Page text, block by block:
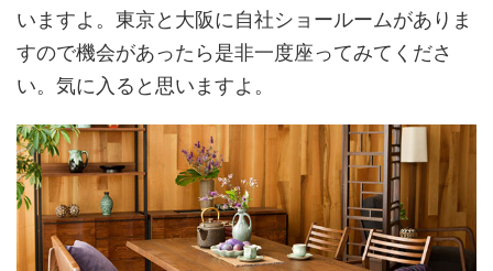
いますよ。東京と大阪に自社ショールームがありま
すので機会があったら是非一度座ってみてくださ
い。気に入ると思いますよ。